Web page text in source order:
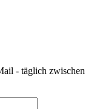
- täglich zwischen